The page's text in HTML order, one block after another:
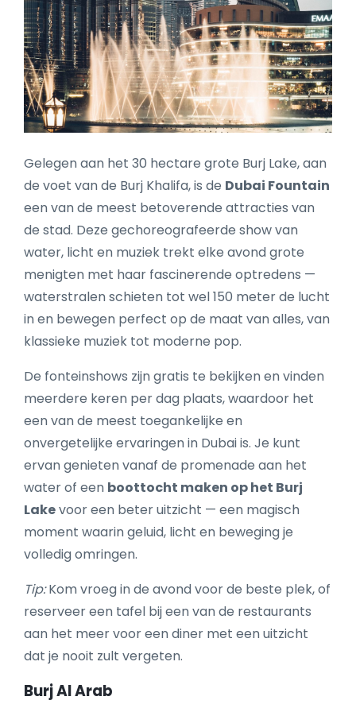
Gelegen aan het 30 hectare grote Burj Lake, aan
de voet van de Burj Khalifa, is de Dubai Fountain
een van de meest betoverende attracties van
de stad. Deze gechoreografeerde show van
water, licht en muziek trekt elke avond grote
menigten met haar fascinerende optredens —
waterstralen schieten tot wel 150 meter de lucht
in en bewegen perfect op de maat van alles, van
klassieke muziek tot moderne pop.
De fonteinshows zijn gratis te bekijken en vinden
meerdere keren per dag plaats, waardoor het
een van de meest toegankelijke en
onvergetelijke ervaringen in Dubai is. Je kunt
ervan genieten vanaf de promenade aan het
water of een boottocht maken op het Burj
Lakevoor een beter uitzicht — een magisch
moment waarin geluid, licht en beweging je
volledig omringen.
Tip:Kom vroeg in de avond voor de beste plek, of
reserveer een tafel bij een van de restaurants
aan het meer voor een diner met een uitzicht
dat je nooit zult vergeten.
Burj Al Arab